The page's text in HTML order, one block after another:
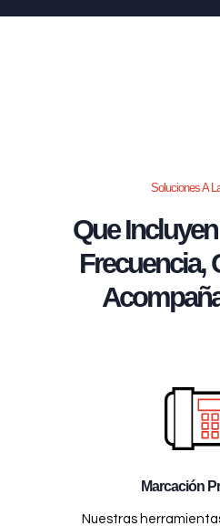
Soluciones A
Que
Frecuencia,
Marcación
Nuestras